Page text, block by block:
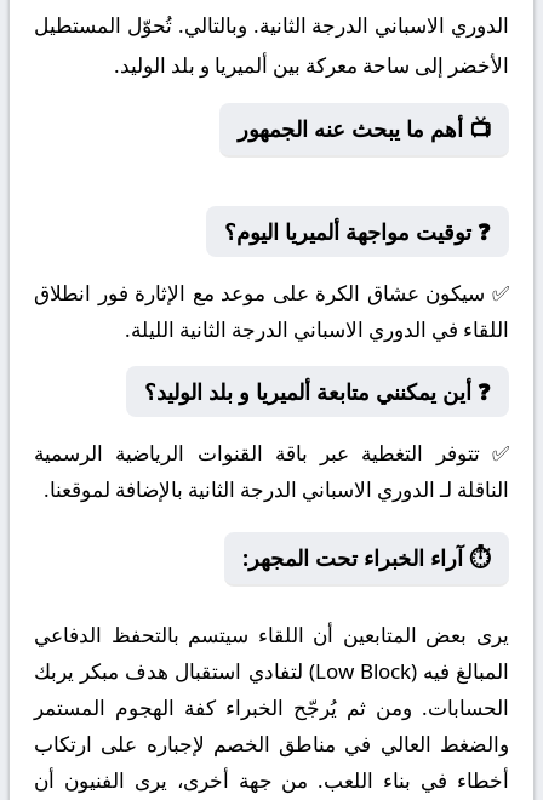
الدوري الاسباني الدرجة الثانية. وبالتالي. تُحوّل المستطيل
الأخضر إلى ساحة معركة بين ألميريا و بلد الوليد.
📺 أهم ما يبحث عنه الجمهور
❓ توقيت مواجهة ألميريا اليوم؟
✅ سيكون عشاق الكرة على موعد مع الإثارة فور انطلاق
اللقاء في الدوري الاسباني الدرجة الثانية الليلة.
❓ أين يمكنني متابعة ألميريا و بلد الوليد؟
✅ تتوفر التغطية عبر باقة القنوات الرياضية الرسمية
الناقلة لـ الدوري الاسباني الدرجة الثانية بالإضافة لموقعنا.
⏱️ آراء الخبراء تحت المجهر:
يرى بعض المتابعين أن اللقاء سيتسم بالتحفظ الدفاعي
المبالغ فيه (Low Block) لتفادي استقبال هدف مبكر يربك
الحسابات. ومن ثم يُرجّح الخبراء كفة الهجوم المستمر
والضغط العالي في مناطق الخصم لإجباره على ارتكاب
أخطاء في بناء اللعب. من جهة أخرى، يرى الفنيون أن